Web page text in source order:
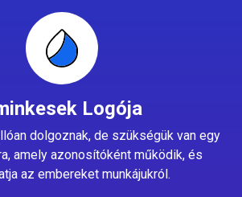
Logója
dolgoznak, de szükségük van egy
amely azonosítóként működik, és
az embereket munkájukról.